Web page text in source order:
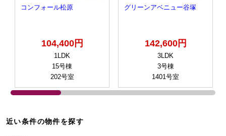
コンフォール松原
104,400円
1LDK
15号棟
202号室
グリーンアベニュー谷塚
142,600円
3LDK
3号棟
1401号室
近い条件の物件を探す